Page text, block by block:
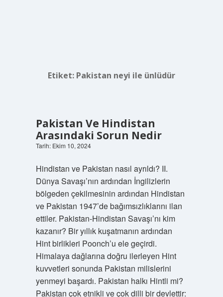
Etiket: Pakistan neyi ile ünlüdür
Pakistan Ve Hindistan
Arasındaki Sorun Nedir
Tarih: Ekim 10, 2024
Hindistan ve Pakistan nasıl ayrıldı? II.
Dünya Savaşı’nın ardından İngilizlerin
bölgeden çekilmesinin ardından Hindistan
ve Pakistan 1947’de bağımsızlıklarını ilan
ettiler. Pakistan-Hindistan Savaşı’nı kim
kazanır? Bir yıllık kuşatmanın ardından
Hint birlikleri Poonch’u ele geçirdi.
Himalaya dağlarına doğru ilerleyen Hint
kuvvetleri sonunda Pakistan milislerini
yenmeyi başardı. Pakistan halkı Hintli mi?
Pakistan çok etnikli ve çok dilli bir devlettir: